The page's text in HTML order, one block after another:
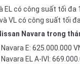
EL có công suất tối
VL có công suất tối
Navara trong
E: 625.000.000
EL A-IVI: